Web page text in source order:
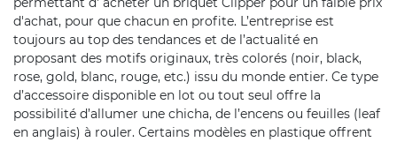
d'achat, pour que chacun en profite. L’entreprise est
toujours au top des tendances et de l’actualité en
proposant des motifs originaux, très colorés (noir, black,
rose, gold, blanc, rouge, etc.) issu du monde entier. Ce type
d’accessoire disponible en lot ou tout seul offre la
possibilité d’allumer une chicha, de l’encens ou feuilles (leaf
en anglais) à rouler. Certains modèles en plastique offrent